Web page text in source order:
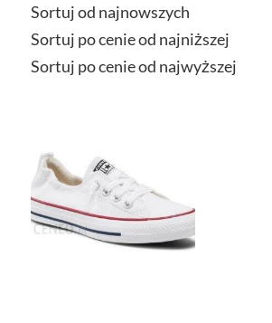
Sortuj od najnowszych
Sortuj po cenie od najniższej
Sortuj po cenie od najwyższej